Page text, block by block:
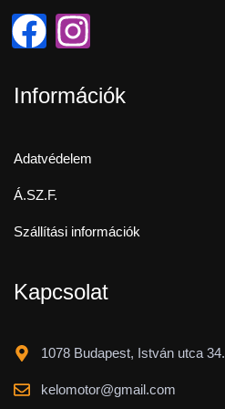
Információk
Adatvédelem
Á.SZ.F.
Szállítási információk
Kapcsolat
1078 Budapest, István utca 34.
kelomotor@gmail.com